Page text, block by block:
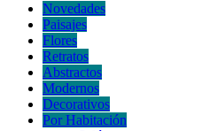
Novedades
Paisajes
Flores
Retratos
Abstractos
Modernos
Decorativos
Por Habitación